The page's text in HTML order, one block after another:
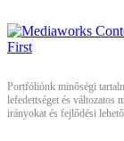
Portfóliónk minőségi
lefedettséget és változatos
irányokat és fejlődési